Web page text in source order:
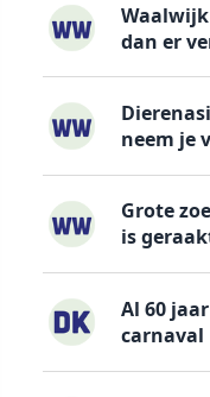
dan er
neem je
Grote
is
Al 60
carnaval